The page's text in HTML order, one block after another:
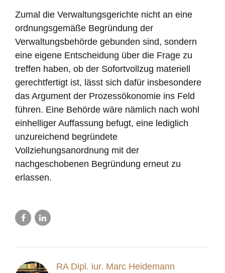
Zumal die Verwaltungsgerichte nicht an eine
ordnungsgemäße Begründung der
Verwaltungsbehörde gebunden sind, sondern
eine eigene Entscheidung über die Frage zu
treffen haben, ob der Sofortvollzug materiell
gerechtfertigt ist, lässt sich dafür insbesondere
das Argument der Prozessökonomie ins Feld
führen. Eine Behörde wäre nämlich nach wohl
einhelliger Auffassung befugt, eine lediglich
unzureichend begründete
Vollziehungsanordnung mit der
nachgeschobenen Begründung erneut zu
erlassen.
RA Dipl. iur. Marc Heidemann